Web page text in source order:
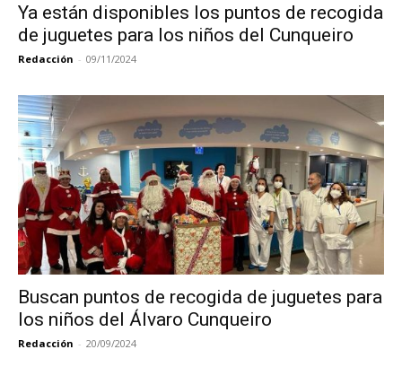
Ya están disponibles los puntos de recogida
de juguetes para los niños del Cunqueiro
Redacción - 09/11/2024
Buscan puntos de recogida de juguetes para
los niños del Álvaro Cunqueiro
Redacción - 20/09/2024